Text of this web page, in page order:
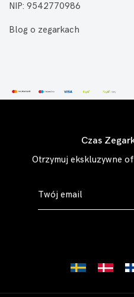
NIP: 9542770986
Blog o zegarkach
Czas
Otrzymuj ekskluzywne